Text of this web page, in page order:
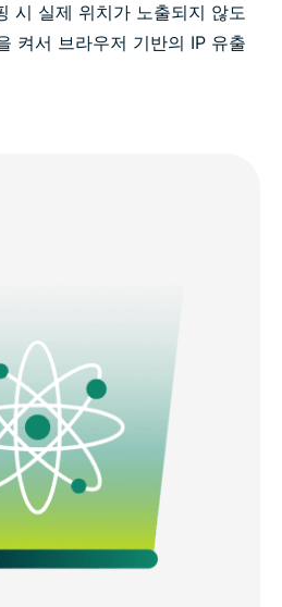
시 실제 위치가 노출되지 않도
켜서 브라우저 기반의 IP 유출